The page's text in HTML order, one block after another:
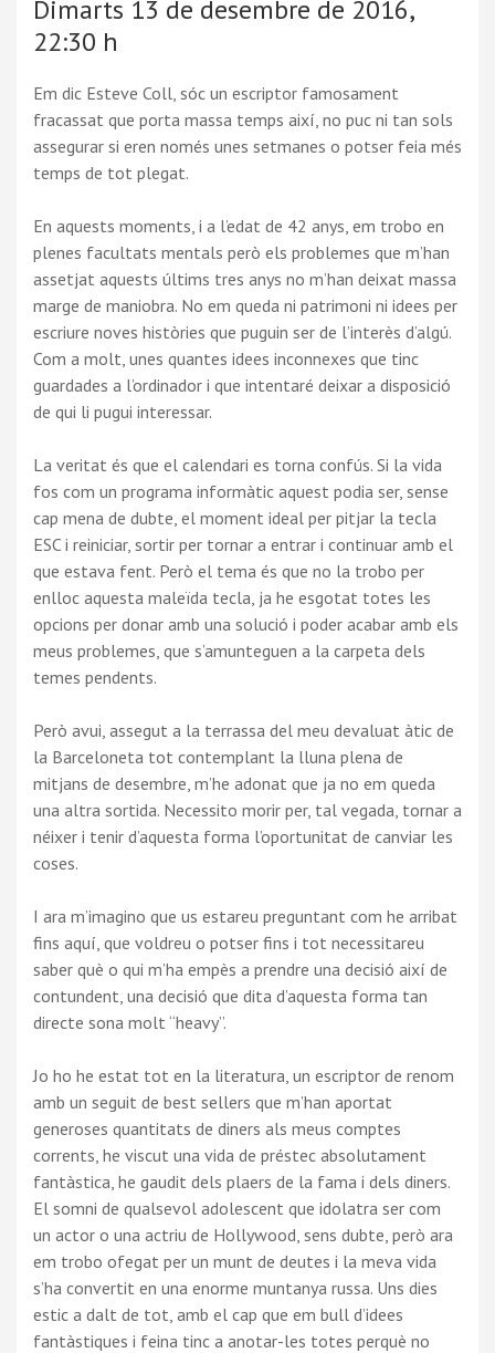
Dimarts 13 de desembre de 2016,
22:30 h
Em dic Esteve Coll, sóc un escriptor famosament
fracassat que porta massa temps així, no puc ni tan sols
assegurar si eren només unes setmanes o potser feia més
temps de tot plegat.
En aquests moments, i a l’edat de 42 anys, em trobo en
plenes facultats mentals però els problemes que m’han
assetjat aquests últims tres anys no m’han deixat massa
marge de maniobra. No em queda ni patrimoni ni idees per
escriure noves històries que puguin ser de l’interès d’algú.
Com a molt, unes quantes idees inconnexes que tinc
guardades a l’ordinador i que intentaré deixar a disposició
de qui li pugui interessar.
La veritat és que el calendari es torna confús. Si la vida
fos com un programa informàtic aquest podia ser, sense
cap mena de dubte, el moment ideal per pitjar la tecla
ESC i reiniciar, sortir per tornar a entrar i continuar amb el
que estava fent. Però el tema és que no la trobo per
enlloc aquesta maleïda tecla, ja he esgotat totes les
opcions per donar amb una solució i poder acabar amb els
meus problemes, que s’amunteguen a la carpeta dels
temes pendents.
Però avui, assegut a la terrassa del meu devaluat àtic de
la Barceloneta tot contemplant la lluna plena de
mitjans de desembre, m’he adonat que ja no em queda
una altra sortida. Necessito morir per, tal vegada, tornar a
néixer i tenir d’aquesta forma l’oportunitat de canviar les
coses.
I ara m’imagino que us estareu preguntant com he arribat
fins aquí, que voldreu o potser fins i tot necessitareu
saber què o qui m’ha empès a prendre una decisió així de
contundent, una decisió que dita d’aquesta forma tan
directe sona molt “heavy”.
Jo ho he estat tot en la literatura, un escriptor de renom
amb un seguit de best sellers que m’han aportat
generoses quantitats de diners als meus comptes
corrents, he viscut una vida de préstec absolutament
fantàstica, he gaudit dels plaers de la fama i dels diners.
El somni de qualsevol adolescent que idolatra ser com
un actor o una actriu de Hollywood, sens dubte, però ara
em trobo ofegat per un munt de deutes i la meva vida
s’ha convertit en una enorme muntanya russa. Uns dies
estic a dalt de tot, amb el cap que em bull d’idees
fantàstiques i feina tinc a anotar-les totes perquè no